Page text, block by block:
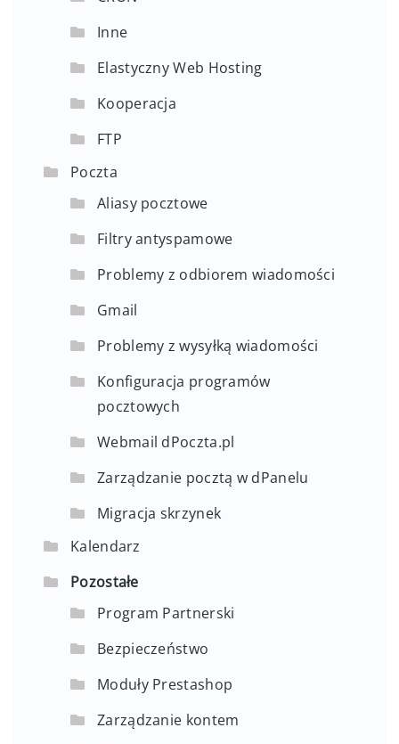
Inne
Elastyczny Web Hosting
Kooperacja
FTP
Poczta
Aliasy pocztowe
Filtry antyspamowe
Problemy z odbiorem wiadomości
Gmail
Problemy z wysyłką wiadomości
Konfiguracja programów
pocztowych
Webmail dPoczta.pl
Zarządzanie pocztą w dPanelu
Migracja skrzynek
Kalendarz
Pozostałe
Program Partnerski
Bezpieczeństwo
Moduły Prestashop
Zarządzanie kontem